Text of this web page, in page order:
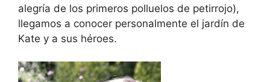
alegría de los primeros polluelos de petirrojo),
llegamos a conocer personalmente el jardín de
Kate y a sus héroes.